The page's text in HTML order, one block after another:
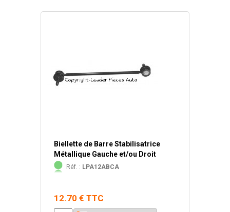
Biellette de Barre Stabilisatrice
Métallique Gauche et/ou Droit
Réf. : LPA12ABCA
12.70 € TTC